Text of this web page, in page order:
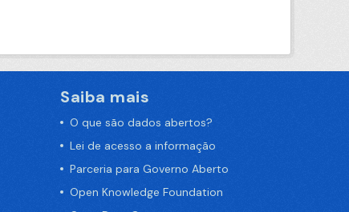
Saiba mais
O que são dados abertos?
Lei de acesso a informação
Parceria para Governo Aberto
Open Knowledge Foundation